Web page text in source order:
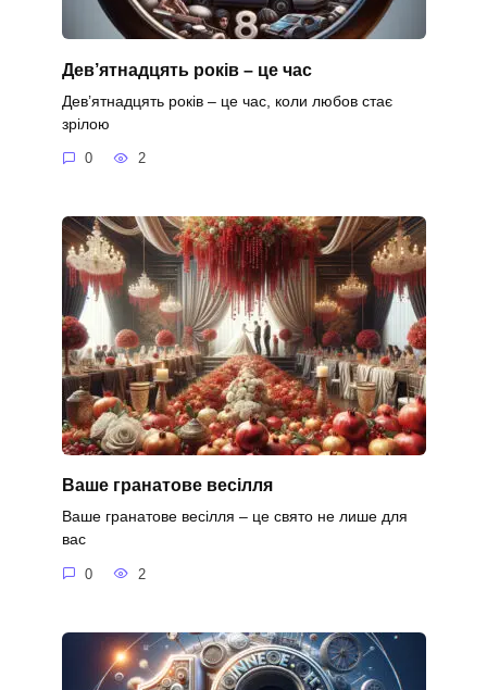
Дев’ятнадцять років – це час
Дев’ятнадцять років – це час, коли любов стає
зрілою
0 2
Ваше гранатове весілля
Ваше гранатове весілля – це свято не лише для
вас
0 2